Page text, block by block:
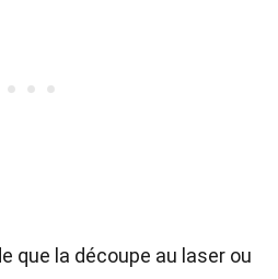
que la découpe au laser ou